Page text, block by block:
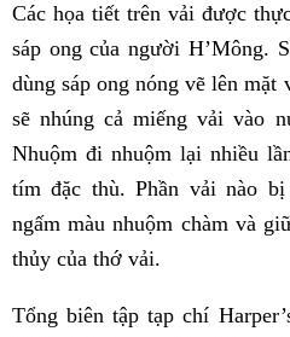
Các họa tiết trên vải được
sáp ong của người H’Mông.
dùng sáp ong nóng vẽ lên
sẽ nhúng cả miếng vải vào
Nhuộm đi nhuộm lại nhiều
tím đặc thù. Phần vải nào
ngấm màu nhuộm chàm và
thủy của thớ vải.
Tổng biên tập tạp chí